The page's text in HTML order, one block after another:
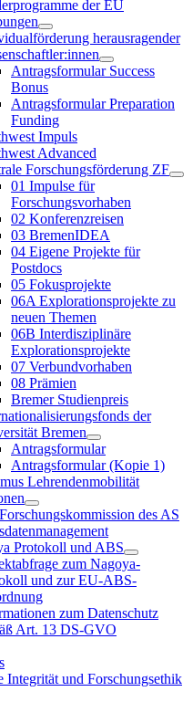
der EU
herausragender
Antragsformular Success
Bonus
Antragsformular Preparation
Funding
Impuls
Advanced
Forschungsförderung ZF
01 Impulse für
Forschungsvorhaben
02 Konferenzreisen
03 BremenIDEA
04 Eigene Projekte für
Postdocs
05 Fokusprojekte
06A Explorationsprojekte zu
neuen Themen
06B Interdisziplinäre
Explorationsprojekte
07 Verbundvorhaben
08 Prämien
Bremer Studienpreis
der
Bremen
Antragsformular
Antragsformular (Kopie 1)
Lehrendenmobilität
des AS
Protokoll und ABS
zum Nagoya-
und zur EU-ABS-
zum Datenschutz
Art. 13 DS-GVO
Integrität und Forschungsethik